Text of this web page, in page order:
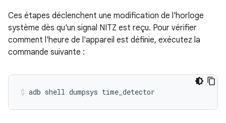
Ces étapes déclenchent une modification de l'horloge
système dès qu'un signal NITZ est reçu. Pour vérifier
comment l'heure de l'appareil est définie, exécutez la
commande suivante :
adb shell dumpsys time_detector